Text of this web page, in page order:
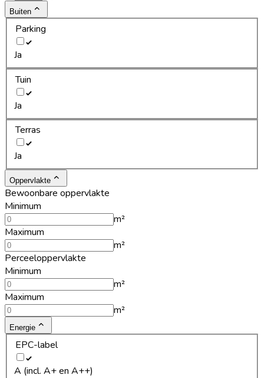
Buiten
Parking
Ja
Tuin
Ja
Terras
Ja
Oppervlakte
Bewoonbare oppervlakte
Minimum
m²
Maximum
m²
Perceeloppervlakte
Minimum
m²
Maximum
m²
Energie
EPC-label
A (incl. A+ en A++)